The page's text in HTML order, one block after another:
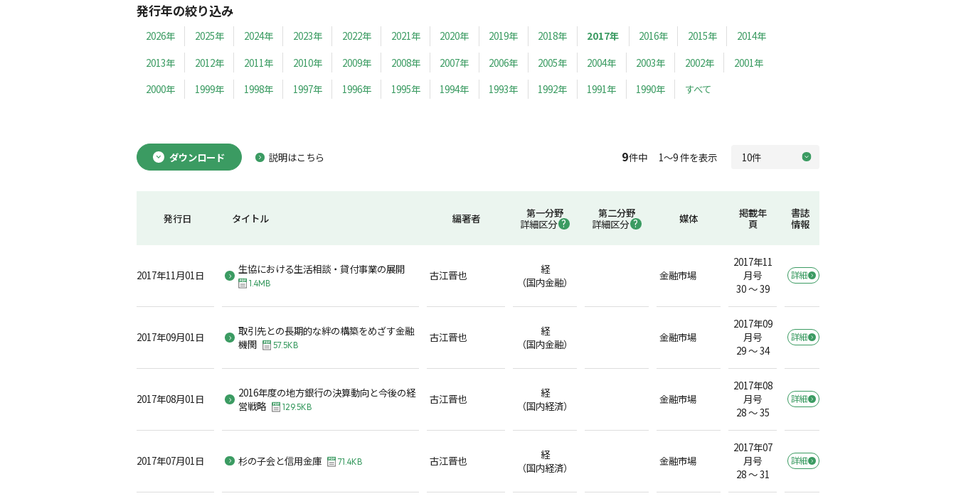
発行年の絞り込み
2026年 2025年 2024年 2023年 2022年 2021年 2020年 2019年 2018年 2017年 2016年 2015年
2014年
2013年
2012年 2011年 2010年 2009年 2008年 2007年 2006年 2005年 2004年 2003年 2002年
2001年
2000年
1999年 1998年 1997年 1996年 1995年 1994年 1993年 1992年 1991年 1990年 すべて
ダウンロード 説明はこちら 9件中 1～9 件を表示
発行日 タイトル 編著者
第一分野
詳細区分
第二分野
詳細区分
媒体
掲載年
頁
書誌
情報
2017年11月01日 生協における生活相談・貸付事業の展開
1.4MB
古江晋也
経
（国内金融）
金融市場
2017年11
月号
30 ～ 39
詳細
2017年09月01日
取引先との長期的な絆の構築をめざす金融
機関
57.5KB
古江晋也
経
（国内金融）
金融市場
2017年09
月号
29 ～ 34
詳細
2017年08月01日
2016年度の地方銀行の決算動向と今後の経
営戦略
129.5KB
古江晋也
経
（国内経済）
金融市場
2017年08
月号
28 ～ 35
詳細
2017年07月01日 杉の子会と信用金庫 71.4KB 古江晋也
経
（国内経済）
金融市場
2017年07
月号
28 ～ 31
詳細